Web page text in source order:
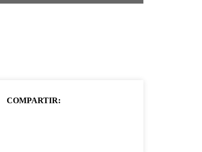
COMPARTIR: